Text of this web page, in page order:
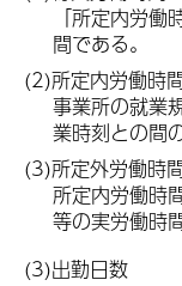
「所定内労
間である。
(2)所定内労働時
事業所の就業
業時刻との間
(3)所定外労働時
所定内労働時
等の実労働時
(3)出勤日数